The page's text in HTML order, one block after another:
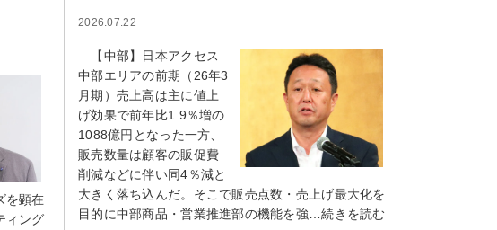
を顕在
ィング
2026.07.22
【中部】日本アクセス
中部エリアの前期（26年3
月期）売上高は主に値上
げ効果で前年比1.9％増の
1088億円となった一方、
販売数量は顧客の販促費
削減などに伴い同4％減と
大きく落ち込んだ。そこで販売点数・売上げ最大化を
目的に中部商品・営業推進部の機能を強…続きを読む